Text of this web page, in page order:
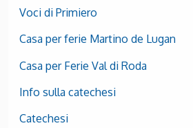
Voci di Primiero
Casa per ferie Martino de Lugan
Casa per Ferie Val di Roda
Info sulla catechesi
Catechesi